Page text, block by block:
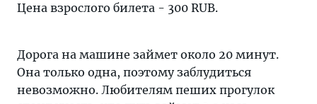
Цена взрослого билета - 300 RUB.
Дорога на машине займет около 20 минут.
Она только одна, поэтому заблудиться
невозможно. Любителям пеших прогулок